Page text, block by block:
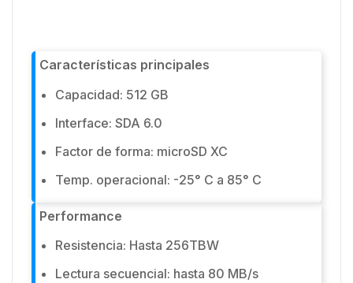
Características principales
Capacidad: 512 GB
Interface: SDA 6.0
Factor de forma: microSD XC
Temp. operacional: -25° C a 85° C
Performance
Resistencia: Hasta 256TBW
Lectura secuencial: hasta 80 MB/s